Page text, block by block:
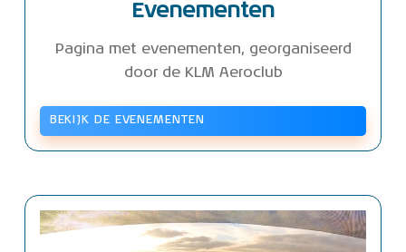
Evenementen
Pagina met evenementen, georganiseerd
door de KLM Aeroclub
BEKIJK DE EVENEMENTEN